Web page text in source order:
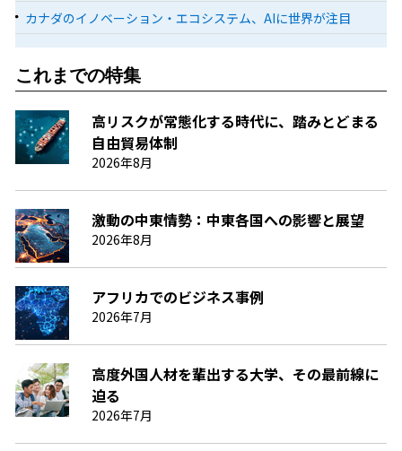
カナダのイノベーション・エコシステム、AIに世界が注目
これまでの特集
高リスクが常態化する時代に、踏みとどまる
自由貿易体制
2026年8月
激動の中東情勢：中東各国への影響と展望
2026年8月
アフリカでのビジネス事例
2026年7月
高度外国人材を輩出する大学、その最前線に
迫る
2026年7月